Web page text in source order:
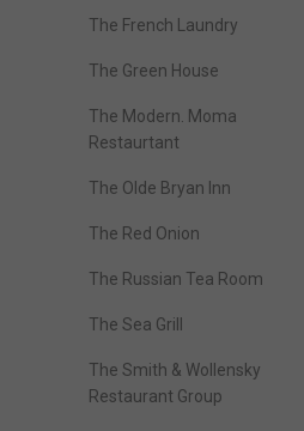
The French Laundry
The Green House
The Modern. Moma
Restaurtant
The Olde Bryan Inn
The Red Onion
The Russian Tea Room
The Sea Grill
The Smith & Wollensky
Restaurant Group